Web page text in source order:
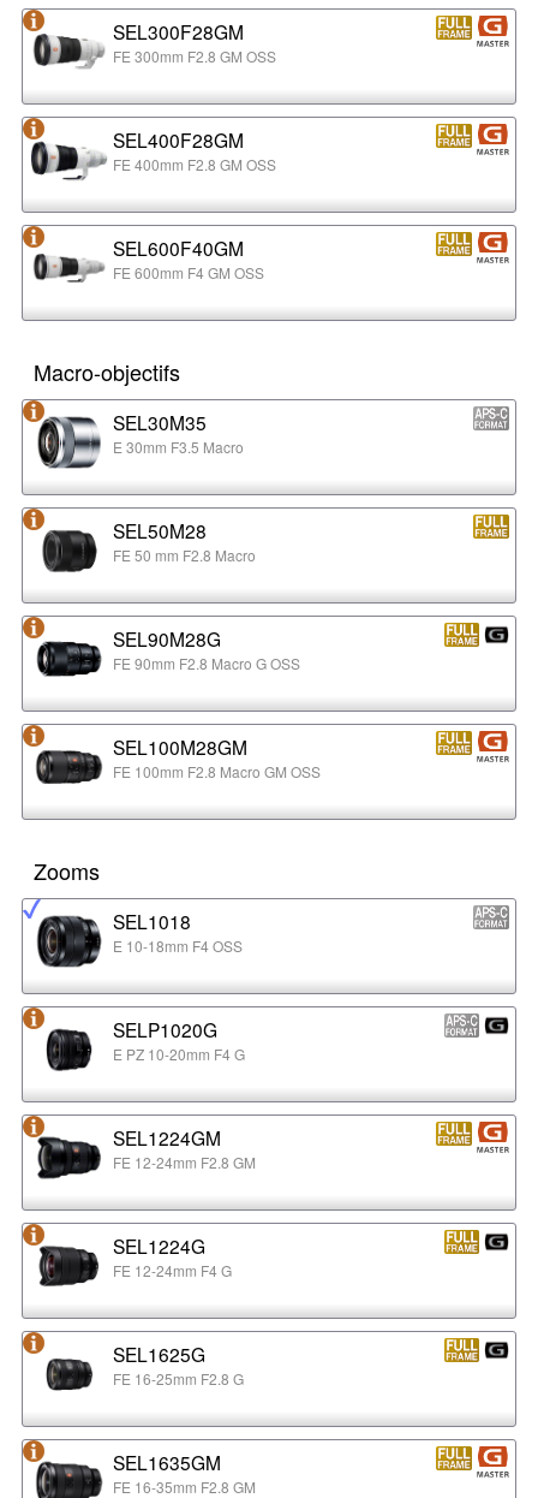
SEL300F28GM
FE 300mm F2.8 GM OSS
SEL400F28GM
FE 400mm F2.8 GM OSS
SEL600F40GM
FE 600mm F4 GM OSS
Macro-objectifs
SEL30M35
E 30mm F3.5 Macro
SEL50M28
FE 50 mm F2.8 Macro
SEL90M28G
FE 90mm F2.8 Macro G OSS
SEL100M28GM
FE 100mm F2.8 Macro GM OSS
Zooms
SEL1018
E 10-18mm F4 OSS
SELP1020G
E PZ 10-20mm F4 G
SEL1224GM
FE 12-24mm F2.8 GM
SEL1224G
FE 12-24mm F4 G
SEL1625G
FE 16-25mm F2.8 G
SEL1635GM
FE 16-35mm F2.8 GM